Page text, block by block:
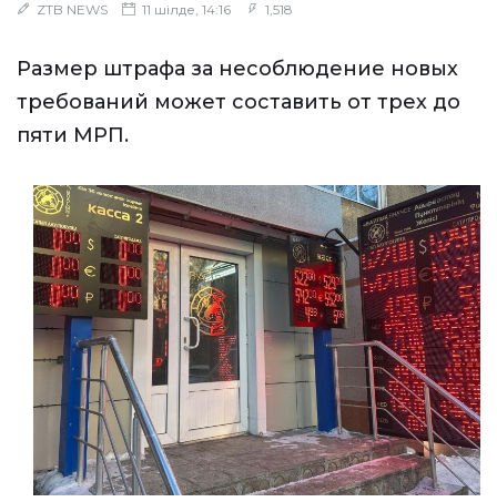
ZTB NEWS 11 шілде, 14:16 1,518
Размер штрафа за несоблюдение новых
требований может составить от трех до
пяти МРП.